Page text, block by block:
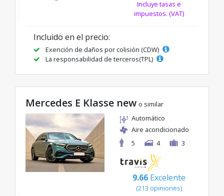
Incluye tasas e
impuestos. (VAT)
Incluido en el precio:
Exención de daños por colisión (CDW)
La responsabilidad de terceros(TPL)
Mercedes E Klasse new o similar
Automático
Aire acondicionado
5
4 3
9.66 Excelente
(213 opiniones)